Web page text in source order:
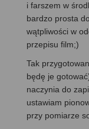
i farszem w
bardzo prosta
wątpliwości w
przepisu film;)
Tak
będę je
naczynia do
ustawiam
przy pomiarze